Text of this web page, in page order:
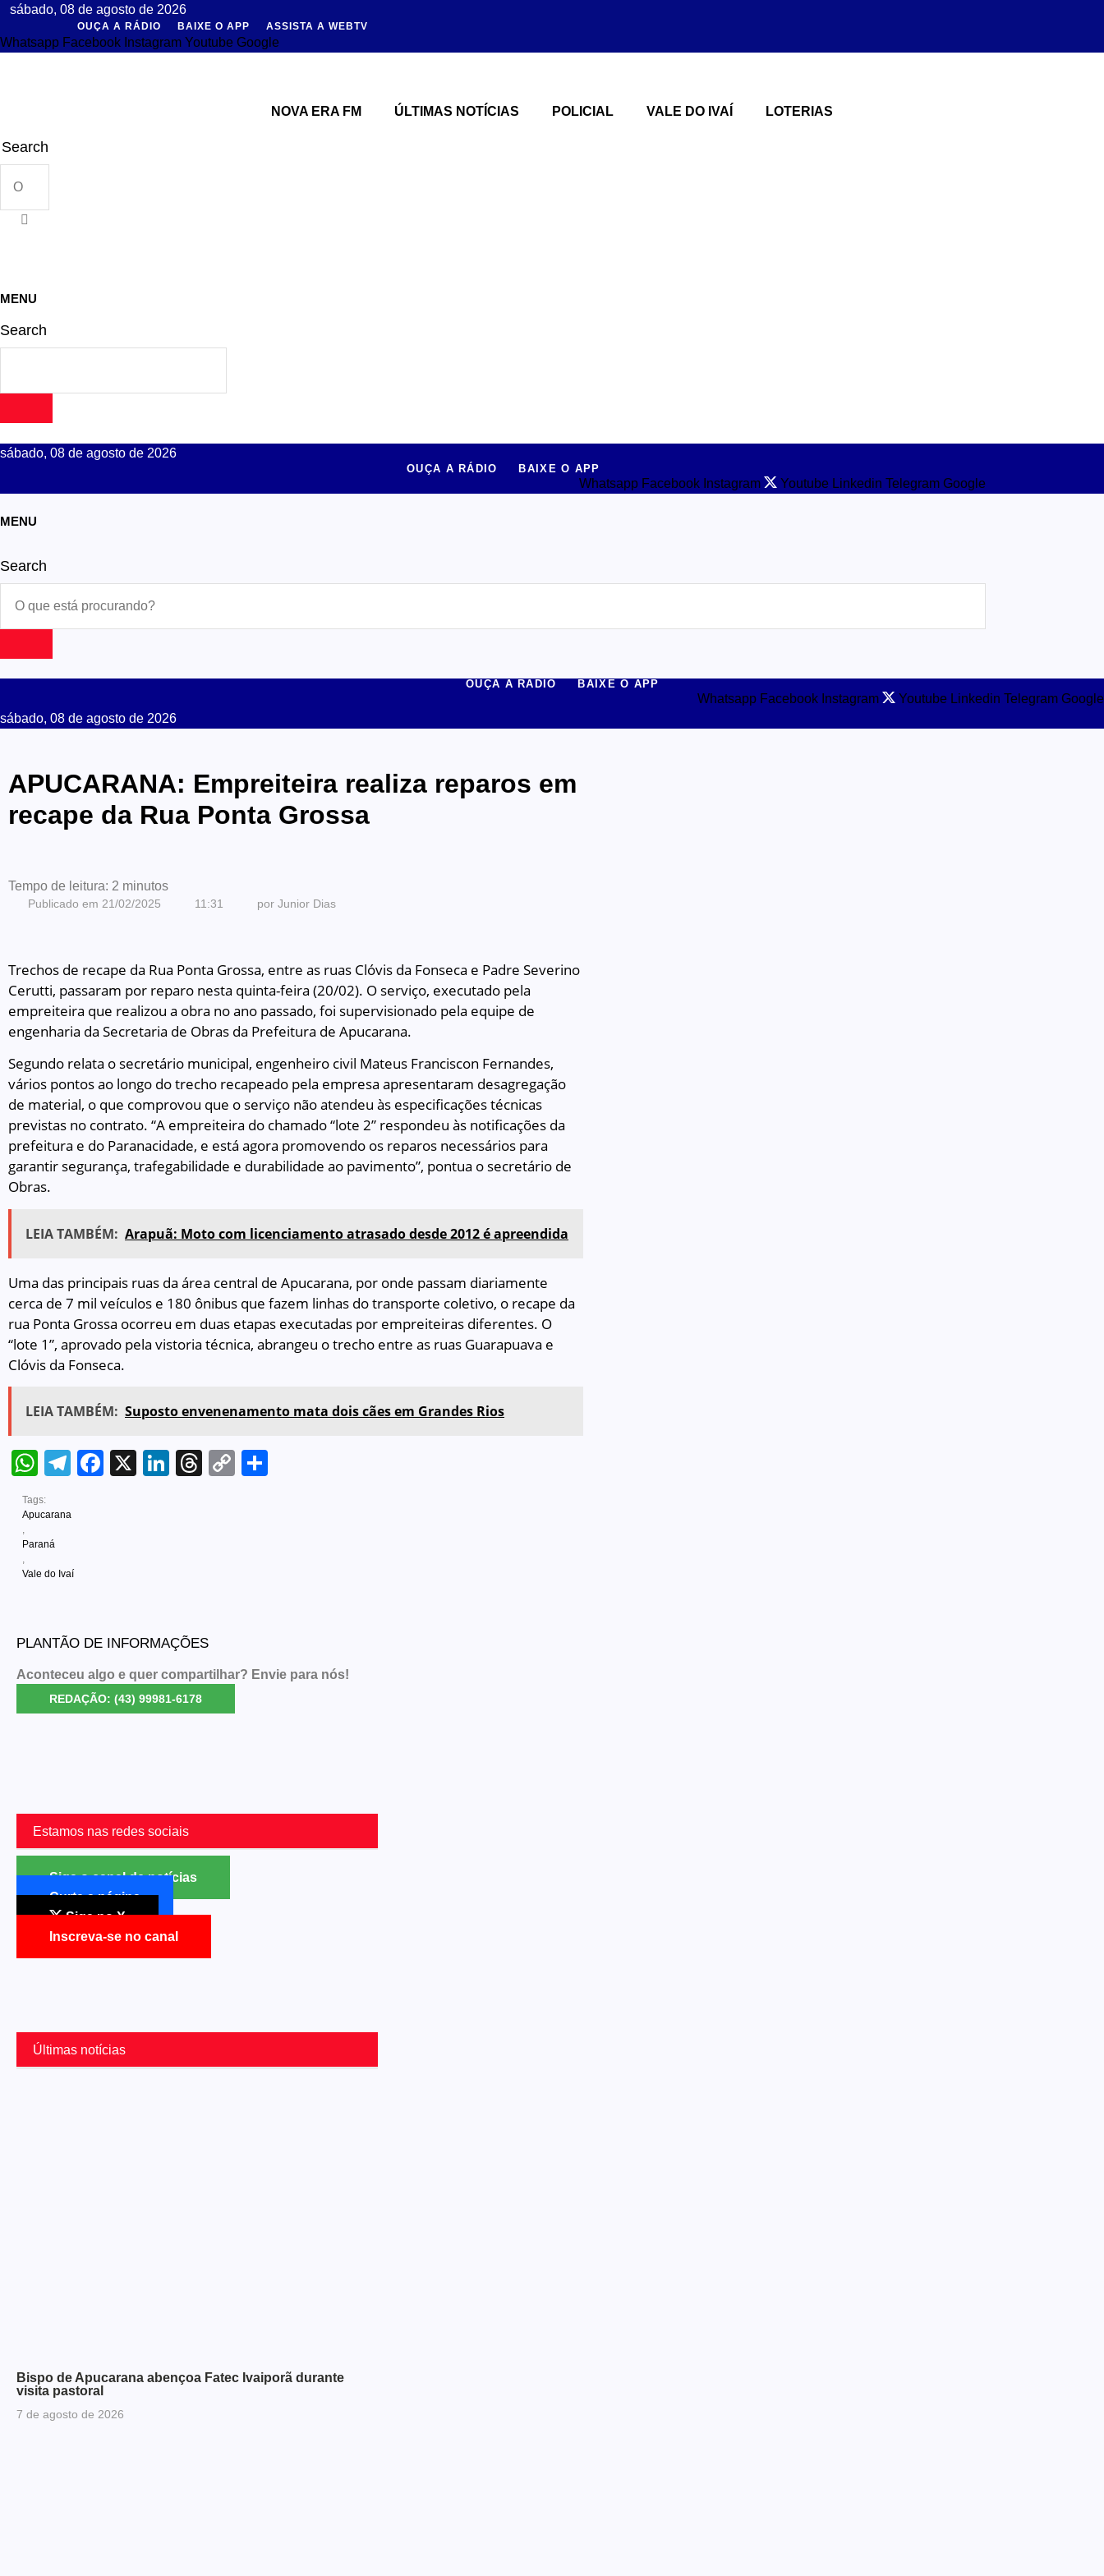
o
sábado, 08 de agosto de 2026
OUÇA A RÁDIO BAIXE O APP ASSISTA A WEBTV
Whatsapp Facebook Instagram Youtube Google
NOVA ERA FM ÚLTIMAS NOTÍCIAS POLICIAL VALE DO IVAÍ LOTERIAS
Search
MENU
Search
sábado, 08 de agosto de 2026
OUÇA A RÁDIO BAIXE O APP
Whatsapp Facebook Instagram Youtube Linkedin Telegram Google
MENU
Search
OUÇA A RÁDIO BAIXE O APP
Whatsapp Facebook Instagram Youtube Linkedin Telegram Google
sábado, 08 de agosto de 2026
APUCARANA: Empreiteira realiza reparos em
recape da Rua Ponta Grossa
Tempo de leitura: 2 minutos
Publicado em 21/02/2025 11:31 por Junior Dias
Trechos de recape da Rua Ponta Grossa, entre as ruas Clóvis da Fonseca e Padre Severino
Cerutti, passaram por reparo nesta quinta-feira (20/02). O serviço, executado pela
empreiteira que realizou a obra no ano passado, foi supervisionado pela equipe de
engenharia da Secretaria de Obras da Prefeitura de Apucarana.
Segundo relata o secretário municipal, engenheiro civil Mateus Franciscon Fernandes,
vários pontos ao longo do trecho recapeado pela empresa apresentaram desagregação
de material, o que comprovou que o serviço não atendeu às especificações técnicas
previstas no contrato. “A empreiteira do chamado “lote 2” respondeu às notificações da
prefeitura e do Paranacidade, e está agora promovendo os reparos necessários para
garantir segurança, trafegabilidade e durabilidade ao pavimento”, pontua o secretário de
Obras.
LEIA TAMBÉM: Arapuã: Moto com licenciamento atrasado desde 2012 é apreendida
Uma das principais ruas da área central de Apucarana, por onde passam diariamente
cerca de 7 mil veículos e 180 ônibus que fazem linhas do transporte coletivo, o recape da
rua Ponta Grossa ocorreu em duas etapas executadas por empreiteiras diferentes. O
“lote 1”, aprovado pela vistoria técnica, abrangeu o trecho entre as ruas Guarapuava e
Clóvis da Fonseca.
LEIA TAMBÉM: Suposto envenenamento mata dois cães em Grandes Rios
WhatsApp
Telegram
Facebook
X LinkedIn
Threads
Copy
Tags:
Apucarana
,
Paraná
,
Vale do Ivaí
PLANTÃO DE INFORMAÇÕES
Aconteceu algo e quer compartilhar? Envie para nós!
REDAÇÃO: (43) 99981-6178
Estamos nas redes sociais
Siga o canal de notícias
Curta a página
Siga no X
Inscreva-se no canal
Últimas notícias
Bispo de Apucarana abençoa Fatec Ivaiporã durante
visita pastoral
7 de agosto de 2026